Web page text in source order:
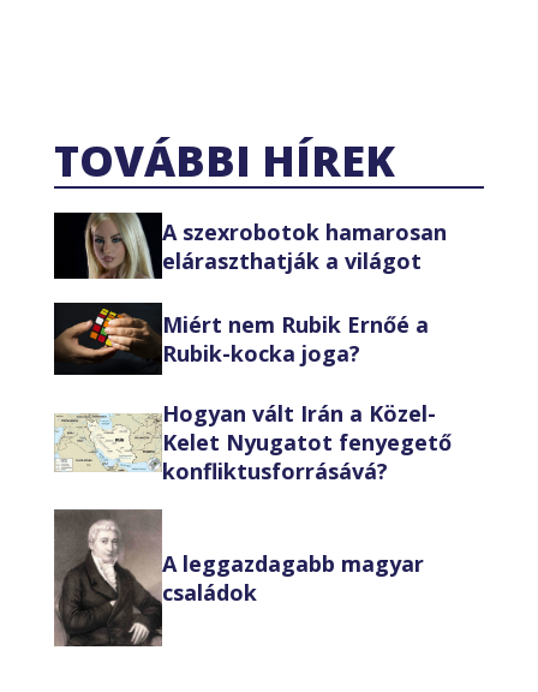
TOVÁBBI HÍREK
A szexrobotok hamarosan
eláraszthatják a világot
Miért nem Rubik Ernőé a
Rubik-kocka joga?
Hogyan vált Irán a Közel-
Kelet Nyugatot fenyegető
konfliktusforrásává?
A leggazdagabb magyar
családok